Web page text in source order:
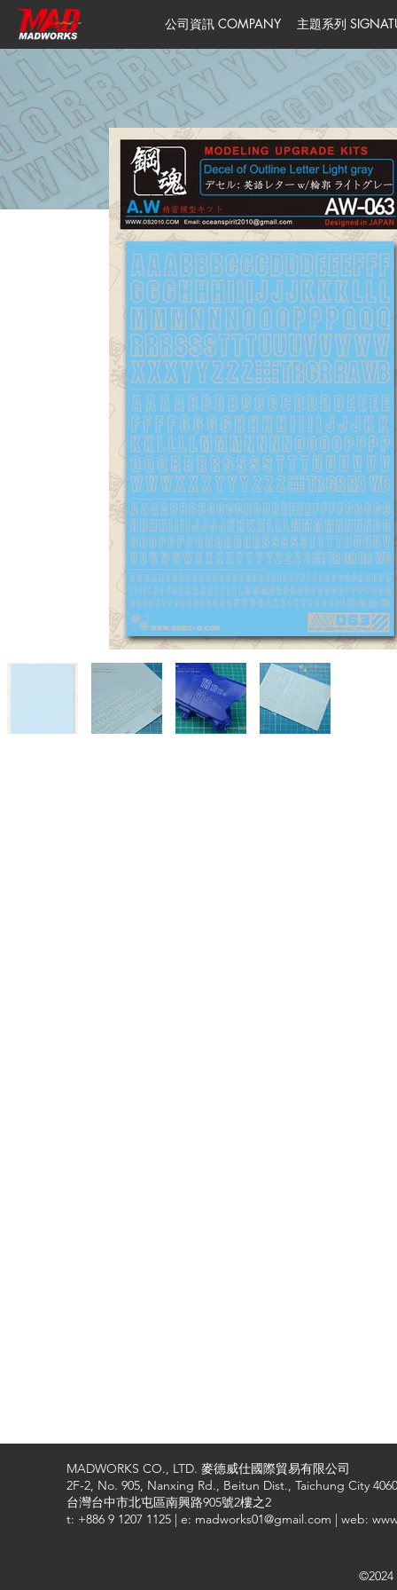
公司資訊 COMPANY 主題系列
MADWORKS CO., LTD. 麥德威仕國際貿易有限公司
2F-2, No. 905, Nanxing Rd., Beitun Dist., Taichung City
台灣台中市北屯區南興路905號2樓之2
t: +886 9 1207 1125 | e: madworks01@gmail.com | web: